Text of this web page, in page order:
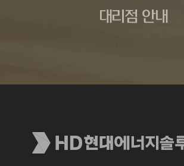
대리점 안내